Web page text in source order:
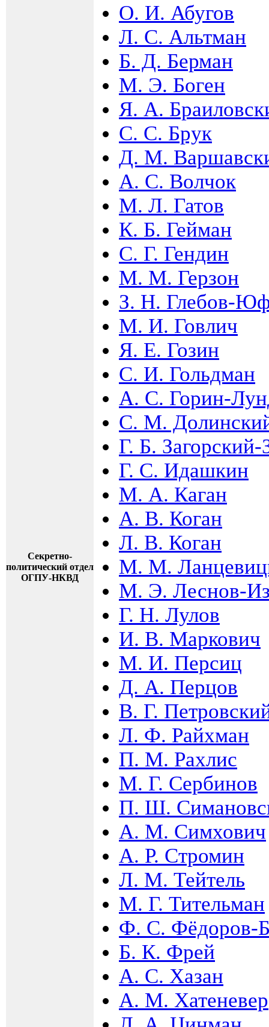
Секретно-
политический отдел
ОГПУ-НКВД
О. И. Абугов
Л. С. Альтман
Б. Д. Берман
М. Э. Боген
Я. А.
С. С. Брук
Д. М.
А. С. Волчок
М. Л. Гатов
К. Б. Гейман
С. Г. Гендин
М. М. Герзон
З. Н. Глебов-
М. И. Говлич
Я. Е. Гозин
С. И. Гольдман
А. С. Горин-
С. М.
Г. Б.
Г. С. Идашкин
М. А. Каган
А. В. Коган
Л. В. Коган
М. М.
М. Э. Леснов-
Г. Н. Лулов
И. В. Маркович
М. И. Персиц
Д. А. Перцов
В. Г.
Л. Ф. Райхман
П. М. Рахлис
М. Г. Сербинов
П. Ш.
А. М. Симхович
А. Р. Стромин
Л. М. Тейтель
М. Г. Тительман
Ф. С. Фёдоров-
Б. К. Фрей
А. С. Хазан
А. М. Хатеневер